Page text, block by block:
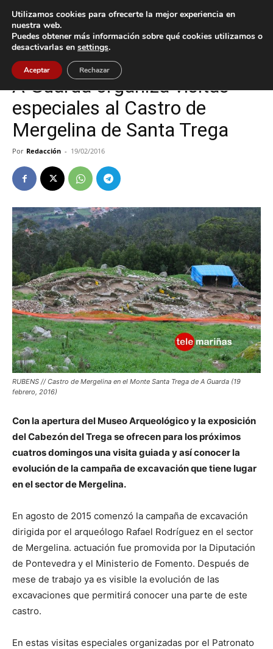
Inicio A Guarda
A Guarda Cultura / Ocio
A Guarda organiza visitas
especiales al Castro de
Mergelina de Santa Trega
Por Redacción - 19/02/2016
RUBENS // Castro de Mergelina en el Monte Santa Trega de A Guarda (19
febrero, 2016)
Con la apertura del Museo Arqueológico y la exposición
del Cabezón del Trega se ofrecen para los próximos
cuatros domingos una visita guiada y así conocer la
evolución de la campaña de excavación que tiene lugar
en el sector de Mergelina.
En agosto de 2015 comenzó la campaña de excavación
dirigida por el arqueólogo Rafael Rodríguez en el sector
de Mergelina. actuación fue promovida por la Diputación
de Pontevedra y el Ministerio de Fomento. Después de
mese de trabajo ya es visible la evolución de las
excavaciones que permitirá conocer una parte de este
castro.
En estas visitas especiales organizadas por el Patronato
Utilizamos cookies para ofrecerte la mejor experiencia en
nuestra web.
Puedes obtener más información sobre qué cookies utilizamos o
desactivarlas en settings.
Aceptar Rechazar